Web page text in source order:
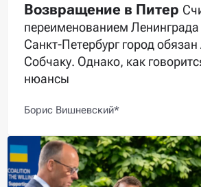
Возвращение в Питер
переименованием Ленинграда
Санкт-Петербург город
Собчаку. Однако, как
нюансы
Борис Вишневский*